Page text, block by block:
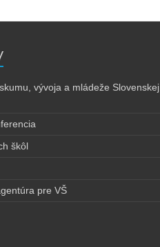
vývoja a mládeže Slovenskej
škôl
pre VŠ